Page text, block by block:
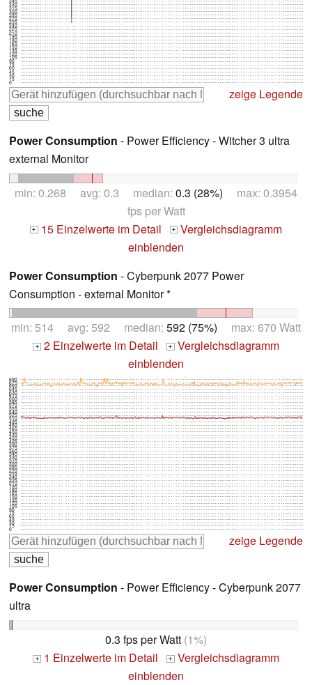
0
15
30
45
60
75
90
105
120
135
150
165
180
195
210
225
240
255
270
285
300
315
330
zeige Legende
Power Consumption - Power Efficiency - Witcher 3 ultra
external Monitor
min: 0.268 avg: 0.3 median: 0.3 (28%) max: 0.3954
fps per Watt
+ 15 Einzelwerte im Detail +
Vergleichsdiagramm
einblenden
Power Consumption - Cyberpunk 2077 Power
Consumption - external Monitor *
min: 514 avg: 592 median: 592 (75%) max: 670 Watt
+ 2 Einzelwerte im Detail + Vergleichsdiagramm
einblenden
0
15
30
45
60
75
90
105
120
135
150
165
180
195
210
225
240
255
270
285
300
315
330
345
360
375
390
405
420
435
450
465
480
495
510
525
540
555
570
585
600
615
630
645
660
675
690
zeige Legende
Power Consumption - Power Efficiency - Cyberpunk 2077
ultra
0.3 fps per Watt (1%)
+ 1 Einzelwerte im Detail + Vergleichsdiagramm
einblenden